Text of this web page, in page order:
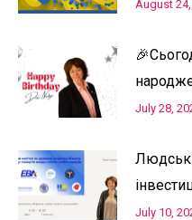
August
July 28,
July 10,